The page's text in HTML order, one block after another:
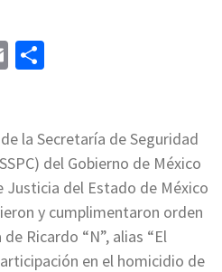
Email
la Secretaría de Seguridad
del Gobierno de México
Justicia del Estado de México
y cumplimentaron orden
Ricardo “N”, alias “El
en el homicidio de